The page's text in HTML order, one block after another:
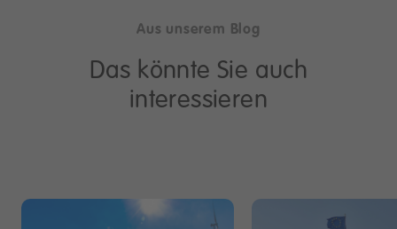
Aus unserem Blog
Das könnte Sie auch
interessieren